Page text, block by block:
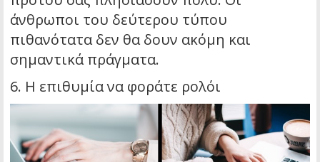
άνθρωποι του δεύτερου τύπου
πιθανότατα δεν θα δουν ακόμη και
σημαντικά πράγματα.
6. Η επιθυμία να φοράτε ρολόι